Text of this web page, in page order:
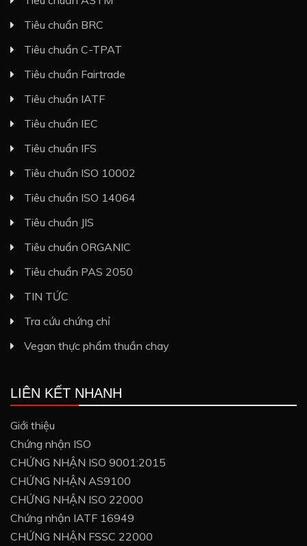
Tiêu chuẩn BRC
Tiêu chuẩn C-TPAT
Tiêu chuẩn Fairtrade
Tiêu chuẩn IATF
Tiêu chuẩn IEC
Tiêu chuẩn IFS
Tiêu chuẩn ISO 10002
Tiêu chuẩn ISO 14064
Tiêu chuẩn JIS
Tiêu chuẩn ORGANIC
Tiêu chuẩn PAS 2050
TIN TỨC
Tra cứu chứng chỉ
Vegan thực phẩm thuần chay
LIÊN KẾT NHANH
Giới thiệu
Chứng nhận ISO
CHỨNG NHẬN ISO 9001:2015
CHỨNG NHẬN AS9100
CHỨNG NHẬN ISO 22000
Chứng nhận IATF 16949
CHỨNG NHẬN FSSC 22000